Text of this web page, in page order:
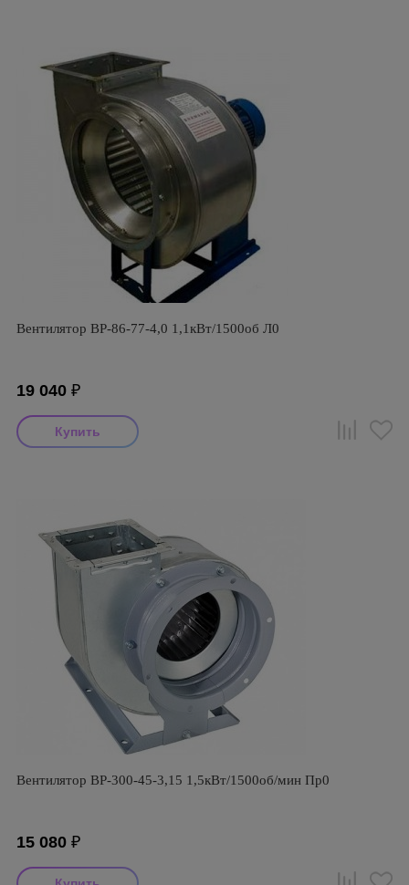
Вентилятор ВР-86-77-4,0 1,1кВт/1500об Л0
19 040 ₽
Вентилятор ВР-300-45-3,15 1,5кВт/1500об/мин Пр0
15 080 ₽